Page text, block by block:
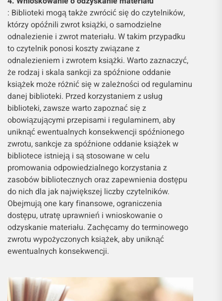
: Biblioteki mogą także zwrócić się do czytelników,
którzy opóźnili zwrot książki, o samodzielne
odnalezienie i zwrot materiału. W takim przypadku
to czytelnik ponosi koszty związane z
odnalezieniem i zwrotem książki. Warto zaznaczyć,
że rodzaj i skala sankcji za spóźnione oddanie
książek może różnić się w zależności od regulaminu
danej biblioteki. Przed korzystaniem z usług
biblioteki, zawsze warto zapoznać się z
obowiązującymi przepisami i regulaminem, aby
uniknąć ewentualnych konsekwencji spóźnionego
zwrotu, sankcje za spóźnione oddanie książek w
bibliotece istnieją i są stosowane w celu
promowania odpowiedzialnego korzystania z
zasobów bibliotecznych oraz zapewnienia dostępu
do nich dla jak największej liczby czytelników.
Obejmują one kary finansowe, ograniczenia
dostępu, utratę uprawnień i wnioskowanie o
odzyskanie materiału. Zachęcamy do terminowego
zwrotu wypożyczonych książek, aby uniknąć
ewentualnych konsekwencji.